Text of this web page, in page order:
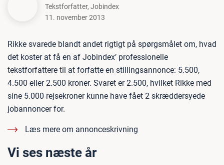
Tekstforfatter, Jobindex
11. november 2013
Rikke svarede blandt andet rigtigt på spørgsmålet om, hvad
det koster at få en af Jobindex’ professionelle
tekstforfattere til at forfatte en stillingsannonce: 5.500,
4.500 eller 2.500 kroner. Svaret er 2.500, hvilket Rikke med
sine 5.000 rejsekroner kunne have fået 2 skræddersyede
jobannoncer for.
Læs mere om annonceskrivning
Vi ses næste år